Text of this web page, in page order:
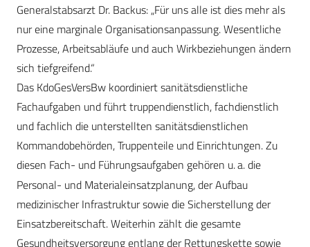
Generalstabsarzt Dr. Backus: „Für uns alle ist dies mehr als
nur eine marginale Organisationsanpassung. Wesentliche
Prozesse, Arbeitsabläufe und auch Wirkbeziehungen ändern
sich tiefgreifend.“
Das KdoGesVersBw koordiniert sanitätsdienstliche
Fachaufgaben und führt truppendienstlich, fachdienstlich
und fachlich die unterstellten sanitätsdienstlichen
Kommandobehörden, Truppenteile und Einrichtungen. Zu
diesen Fach- und Führungsaufgaben gehören u.a. die
Personal- und Materialeinsatzplanung, der Aufbau
medizinischer Infrastruktur sowie die Sicherstellung der
Einsatzbereitschaft. Weiterhin zählt die gesamte
Gesundheitsversorgung entlang der Rettungskette sowie